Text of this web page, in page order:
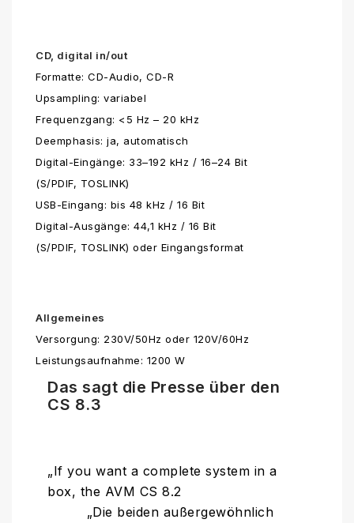
CD, digital in/out
Formatte: CD-Audio, CD-R
Upsampling: variabel
Frequenzgang: <5 Hz – 20 kHz
Deemphasis: ja, automatisch
Digital-Eingänge: 33–192 kHz / 16–24 Bit
(S/PDIF, TOSLINK)
USB-Eingang: bis 48 kHz / 16 Bit
Digital-Ausgänge: 44,1 kHz / 16 Bit
(S/PDIF, TOSLINK) oder Eingangsformat
Allgemeines
Versorgung: 230V/50Hz oder 120V/60Hz
Leistungsaufnahme: 1200 W
Das sagt die Presse über den
CS 8.3
„If you want a complete system in a
box, the AVM CS 8.2
„Die beiden außergewöhnlich